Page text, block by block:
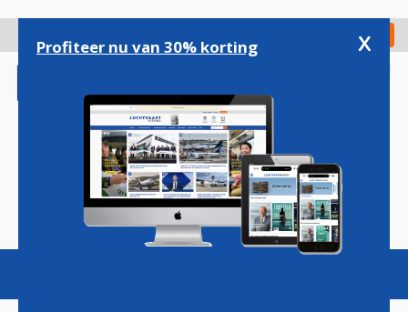
gaan
Check in
Magazine Podcasts Vacatures
Profiteer nu van 30% korting x